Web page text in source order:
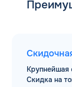
Крупнейшая
Скидка на